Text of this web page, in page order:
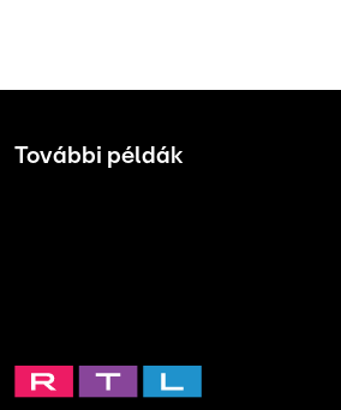
További példák